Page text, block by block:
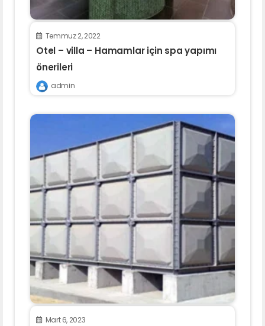
Temmuz 2, 2022
Otel – villa – Hamamlar için spa yapımı
önerileri
admin
Mart 6, 2023